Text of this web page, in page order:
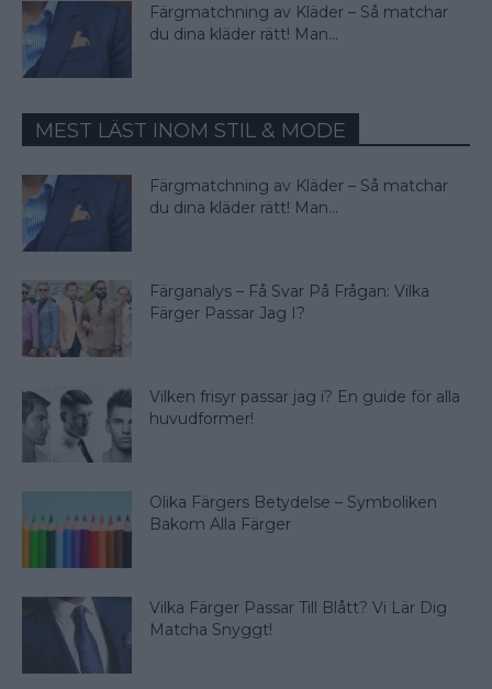
Färgmatchning av Kläder – Så matchar
du dina kläder rätt! Man...
MEST LÄST INOM STIL & MODE
Färgmatchning av Kläder – Så matchar
du dina kläder rätt! Man...
Färganalys – Få Svar På Frågan: Vilka
Färger Passar Jag I?
Vilken frisyr passar jag i? En guide för alla
huvudformer!
Olika Färgers Betydelse – Symboliken
Bakom Alla Färger
Vilka Färger Passar Till Blått? Vi Lär Dig
Matcha Snyggt!